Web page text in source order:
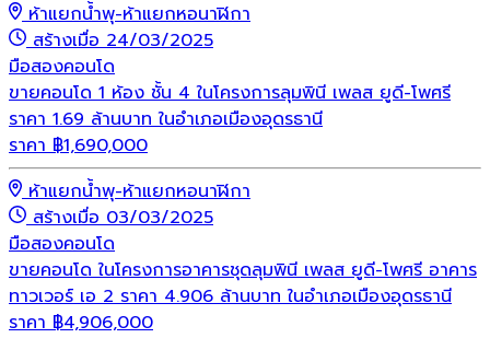
ห้าแยกน้ำพุ-ห้าแยกหอนาฬิกา
สร้างเมื่อ 24/03/2025
มือสองคอนโด
ขายคอนโด 1 ห้อง ชั้น 4 ในโครงการลุมพินี เพลส ยูดี-โพศรี
ราคา 1.69 ล้านบาท ในอำเภอเมืองอุดรธานี
ราคา ฿1,690,000
ห้าแยกน้ำพุ-ห้าแยกหอนาฬิกา
สร้างเมื่อ 03/03/2025
มือสองคอนโด
ขายคอนโด ในโครงการอาคารชุดลุมพินี เพลส ยูดี-โพศรี อาคาร
ทาวเวอร์ เอ 2 ราคา 4.906 ล้านบาท ในอำเภอเมืองอุดรธานี
ราคา ฿4,906,000